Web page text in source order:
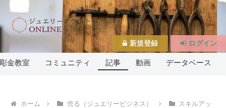
金教室 コミュニティ 記事 動画 データベース
ホーム 売る（ジュエリービジネス）
スキルアッ
新規登録 ログイン